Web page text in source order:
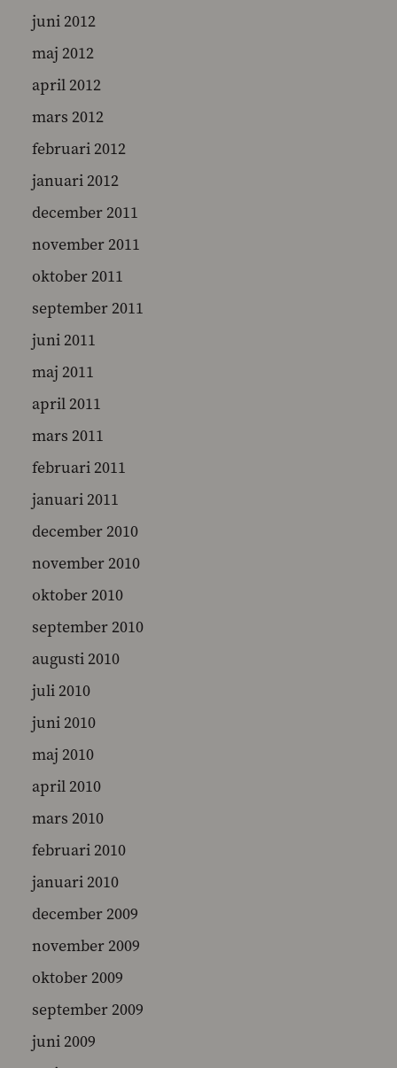
juni 2012
maj 2012
april 2012
mars 2012
februari 2012
januari 2012
december 2011
november 2011
oktober 2011
september 2011
juni 2011
maj 2011
april 2011
mars 2011
februari 2011
januari 2011
december 2010
november 2010
oktober 2010
september 2010
augusti 2010
juli 2010
juni 2010
maj 2010
april 2010
mars 2010
februari 2010
januari 2010
december 2009
november 2009
oktober 2009
september 2009
juni 2009